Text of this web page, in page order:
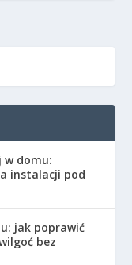
w domu:
instalacji pod
jak poprawić
bez